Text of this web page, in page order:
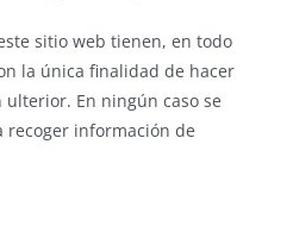
sitio web tienen, en todo
la única finalidad de hacer
En ningún caso se
recoger información de